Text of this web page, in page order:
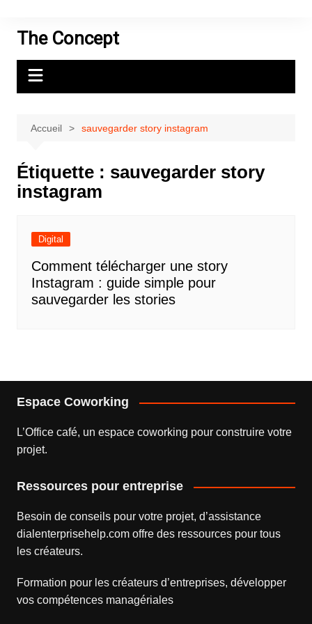
contenuThe Concept
Accueil sauvegarder story instagram
Étiquette : sauvegarder story
instagram
Digital
Comment télécharger une story
Instagram : guide simple pour
sauvegarder les stories
Espace Coworking
L’Office café, un espace coworking pour construire votre
projet.
Ressources pour entreprise
Besoin de conseils pour votre projet, d’assistance
dialenterprisehelp.comoffre des ressources pour tous
les créateurs.
Formation pour les créateurs d’entreprises, développer
vos compétences managériales